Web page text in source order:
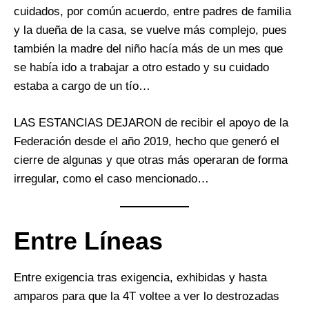
cuidados, por común acuerdo, entre padres de familia
y la dueña de la casa, se vuelve más complejo, pues
también la madre del niño hacía más de un mes que
se había ido a trabajar a otro estado y su cuidado
estaba a cargo de un tío…
LAS ESTANCIAS DEJARON de recibir el apoyo de la
Federación desde el año 2019, hecho que generó el
cierre de algunas y que otras más operaran de forma
irregular, como el caso mencionado…
Entre Líneas
Entre exigencia tras exigencia, exhibidas y hasta
amparos para que la 4T voltee a ver lo destrozadas